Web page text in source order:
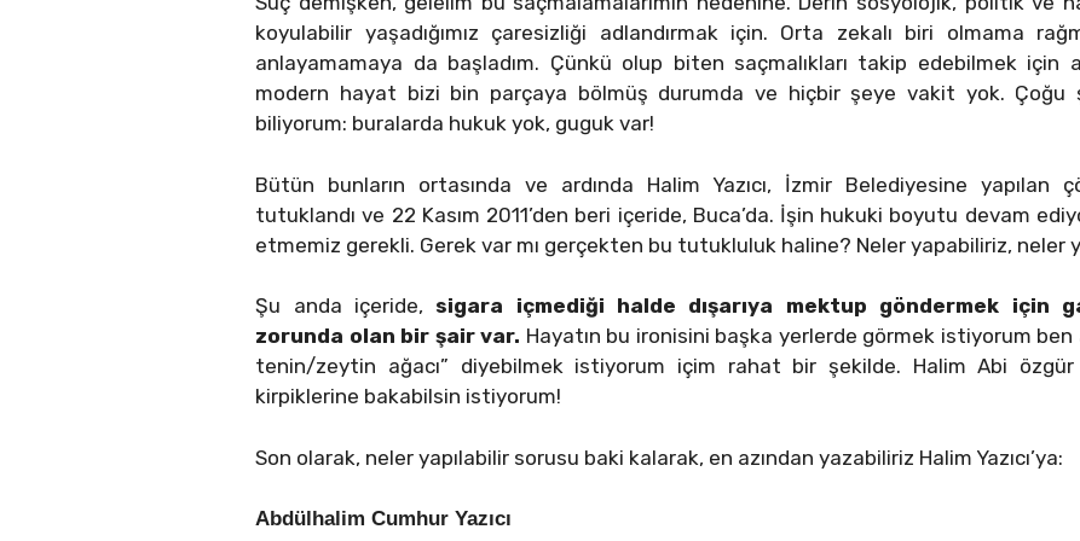
koyulabilir yaşadığımız çaresizliği adlandırmak için. Orta zekalı biri olmama
anlayamamaya da başladım. Çünkü olup biten saçmalıkları takip edebilmek için
modern hayat bizi bin parçaya bölmüş durumda ve hiçbir şeye vakit yok. Çoğu
biliyorum: buralarda hukuk yok, guguk var!
Bütün bunların ortasında ve ardında Halim Yazıcı, İzmir Belediyesine yapılan
tutuklandı ve 22 Kasım 2011’den beri içeride, Buca’da. İşin hukuki boyutu devam
etmemiz gerekli. Gerek var mı gerçekten bu tutukluluk haline? Neler yapabiliriz, neler
Şu anda içeride, sigara içmediği halde dışarıya mektup göndermek için
zorunda olan bir şair var. Hayatın bu ironisini başka yerlerde görmek istiyorum ben
tenin/zeytin ağacı” diyebilmek istiyorum içim rahat bir şekilde. Halim Abi özgür
kirpiklerine bakabilsin istiyorum!
Son olarak, neler yapılabilir sorusu baki kalarak, en azından yazabiliriz Halim Yazıcı’ya:
Abdülhalim Cumhur Yazıcı